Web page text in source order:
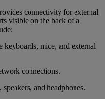
connectivity for external
visible on the back of a
mice, and external
connections.
and headphones.